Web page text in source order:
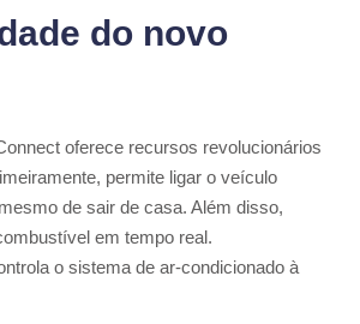
do novo
oferece recursos revolucionários
permite ligar o veículo
de sair de casa. Além disso,
em tempo real.
o sistema de ar-condicionado à